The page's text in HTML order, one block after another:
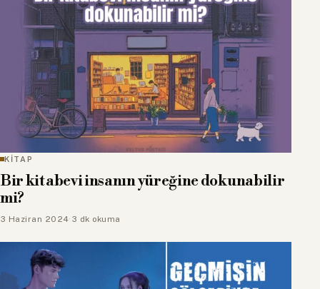
KİTAP
Bir kitabevi insanın yüreğine dokunabilir
mi?
3 Haziran 2024· 3 dk okuma